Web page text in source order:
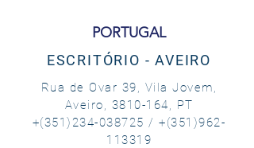
PORTUGAL
ESCRITÓRIO - AVEIRO
Rua de Ovar 39, Vila Jovem,
Aveiro, 3810-164, PT
+(351)234-038725 / +(351)962-
113319